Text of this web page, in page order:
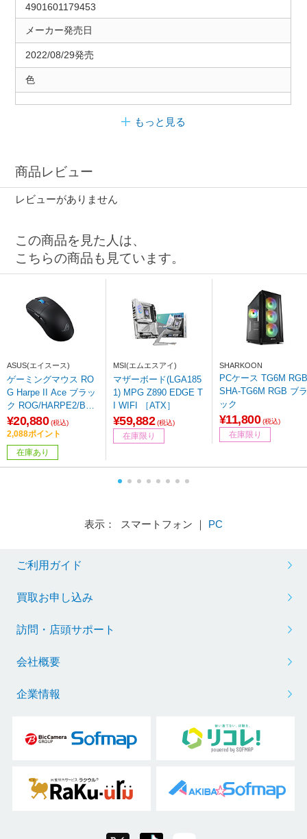
4901601179453
メーカー発売日
2022/08/29発売
色
もっと見る
商品レビュー
レビューがありません
この商品を見た人は、
こちらの商品も見ています。
ASUS(エイスース)
ゲーミングマウス RO
G Harpe II Ace ブラッ
ク ROG/HARPE2/BK
［光学式 /有線／無線
(ワイヤレス) /5ボタン
/Bluetooth・USB］
¥20,880 (税込)
2,088ポイント
在庫あり
MSI(エムエスアイ)
マザーボード(LGA185
1) MPG Z890 EDGE T
I WIFI ［ATX］
¥59,882 (税込)
在庫限り
SHARKOON
PCケース TG6M RGB
SHA-TG6M RGB ブラ
ック
¥11,800 (税込)
在庫限り
表示： スマートフォン ｜ PC
ご利用ガイド
買取お申し込み
訪問・店頭サポート
会社概要
企業情報